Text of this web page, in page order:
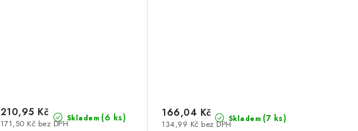
Skladem (6 ks)
171,50 Kč bez DPH
210,95 Kč Skladem (7 ks)
134,99 Kč bez DPH
166,04 Kč